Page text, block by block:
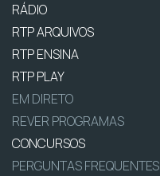
RÁDIO
RTP ARQUIVOS
RTP ENSINA
RTP PLAY
EM DIRETO
REVER PROGRAMAS
CONCURSOS
PERGUNTAS FREQUENTES